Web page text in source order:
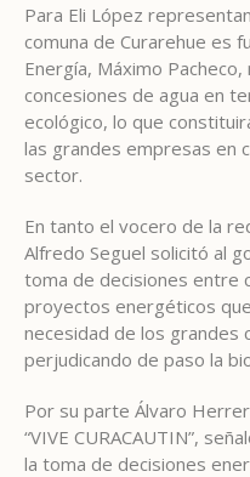
Para Eli López
comuna de Curarehue es
Energía, Máximo
concesiones de agua en
ecológico, lo que
las grandes empresas en
sector.
En tanto el vocero de la
Alfredo Seguel solicitó al
toma de decisiones entre
proyectos energéticos
necesidad de los grandes
perjudicando de paso la
Por su parte Álvaro
“VIVE CURACAUTIN”,
la toma de decisiones